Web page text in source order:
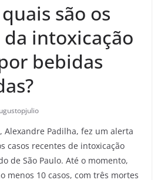
são os
intoxicação
bebidas
Alexandre Padilha, fez um alerta
casos recentes de intoxicação
de São Paulo. Até o momento,
menos 10 casos, com três mortes